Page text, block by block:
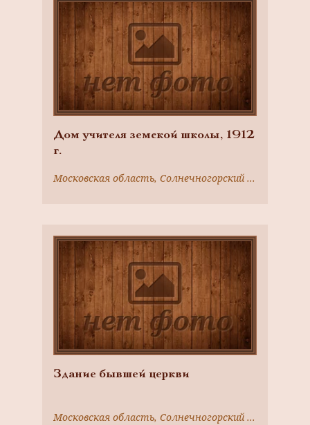
Дом учителя земской школы, 1912
г.
Московская область, Солнечногорский район, д. Тараканово
Здание бывшей церкви
Московская область, Солнечногорский район, с. Тараканово